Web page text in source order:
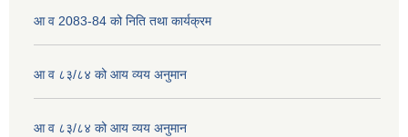
आ व 2083-84 को निति तथा कार्यक्रम
आ व ८३/८४ को आय व्यय अनुमान
आ व ८३/८४ को आय व्यय अनुमान